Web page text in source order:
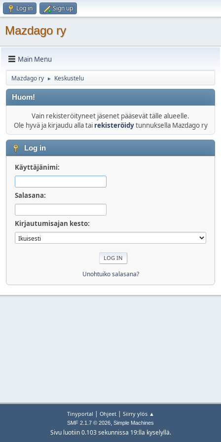
Log in Sign up
Mazdago ry
Main Menu
Mazdago ry ► Keskustelu
Huom!
Vain rekisteröityneet jäsenet pääsevät tälle alueelle.
Ole hyvä ja kirjaudu alla tai rekisteröidytunnuksella Mazdago ry
Log in
Käyttäjänimi:
Salasana:
Kirjautumisajan kesto:
Unohtuiko salasana?
Tinyportal | Ohjeet| Siirry ylös ▲
SMF 2.1.7 © 2026, Simple Machines
Sivu luotiin 0.103 sekunnissa 19:lla kyselyllä.